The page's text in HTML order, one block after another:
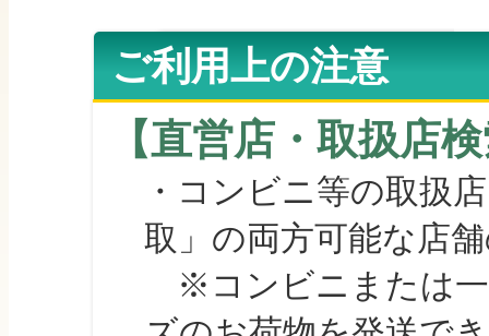
ご利用上の注意
【直営店・取扱店
・コンビニ等の取扱
取」の両方可能な店
※コンビニまたは一